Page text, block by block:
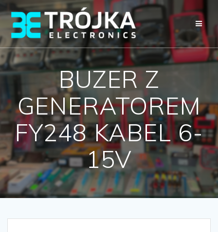
Przejdź
do
treści
BUZER Z
GENERATOREM
FY248 KABEL 6-
15V